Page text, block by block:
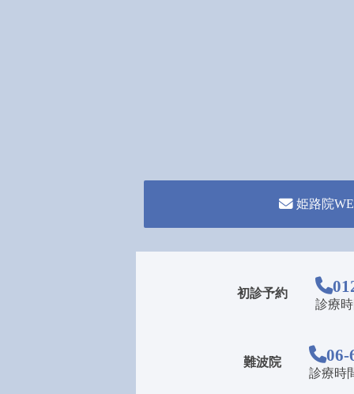
姫路院
初診予約
診療時
難波院 06-
診療時